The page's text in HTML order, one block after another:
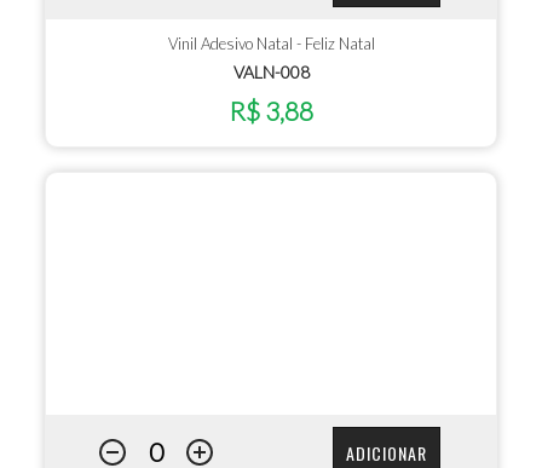
Vinil Adesivo Natal - Feliz Natal
VALN-008
R$ 3,88
ADICIONAR